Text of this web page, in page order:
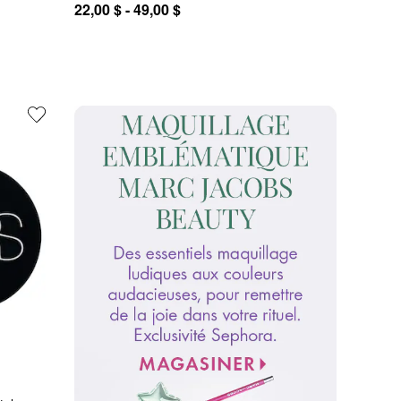
22,00 $ - 49,00 $